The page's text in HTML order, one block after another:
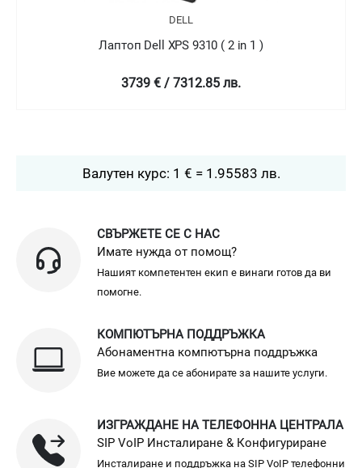
DELL
Лаптоп Dell XPS 9310 ( 2 in 1 )
4758.99 € / 9307.78 лв.
Валутен курс: 1 € = 1.95583 лв.
СВЪРЖЕТЕ СЕ С НАС
Имате нужда от помощ?
Нашият компетентен екип е винаги готов да ви
помогне.
КОМПЮТЪРНА ПОДДРЪЖКА
Абонаментна компютърна поддръжка
Вие можете да се абонирате за нашите услуги.
ИЗГРАЖДАНЕ НА ТЕЛЕФОННА ЦЕНТРАЛА
SIP VoIP Инсталиране & Конфигуриране
Инсталиране и поддръжка на SIP VoIP телефонни